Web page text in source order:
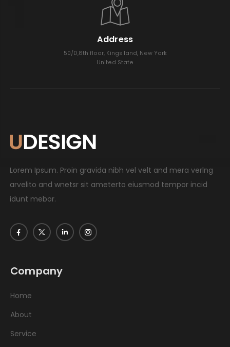
Address
50/D,8th floor, Kings land, New York
United State
Lorem Ipsum. Proin gravida nibh vel velt and mera verlng
arvelito and wnetsr sit ameterto eiusmod tempor incid
idunt mebor.
Company
Home
About
Service